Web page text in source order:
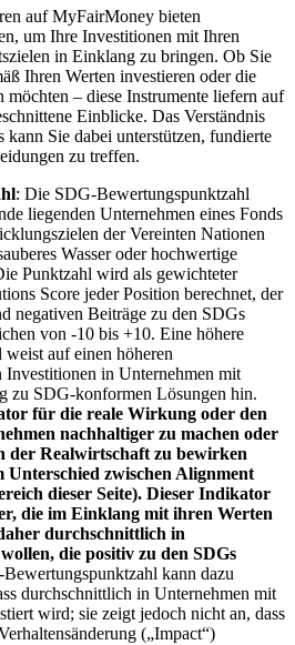
auf MyFairMoney bieten
um Ihre Investitionen mit Ihren
in Einklang zu bringen. Ob Sie
Ihren Werten investieren oder die
möchten – diese Instrumente liefern auf
Einblicke. Das Verständnis
kann Sie dabei unterstützen, fundierte
zu treffen.
: Die SDG-Bewertungspunktzahl
liegenden Unternehmen eines Fonds
der Vereinten Nationen
Wasser oder hochwertige
Punktzahl wird als gewichteter
Score jeder Position berechnet, der
negativen Beiträge zu den SDGs
von -10 bis +10. Eine höhere
auf einen höheren
in Unternehmen mit
zu SDG-konformen Lösungen hin.
für die reale Wirkung oder den
nachhaltiger zu machen oder
der Realwirtschaft zu bewirken
Unterschied zwischen Alignment
dieser Seite). Dieser Indikator
die im Einklang mit ihren Werten
durchschnittlich in
die positiv zu den SDGs
kann dazu
durchschnittlich in Unternehmen mit
wird; sie zeigt jedoch nicht an, dass
(„Impact“)